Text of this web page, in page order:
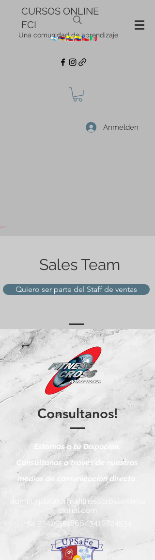
CURSOS ONLINE
FCI
Una comunidad de aprendizaje
Anmelden
SalesTeam
Quiero ser parte del Staff de ventas
Consultanos!
Estamos a tu Dispocion.
Consúltanos a través de nuestros
medios de comunicación directa.
admin@plataformafitnesscrossinterna
cional.com
+54 93415551866/3416824534